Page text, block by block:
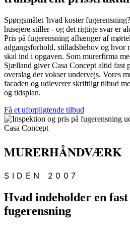
Spørgsmålet 'hvad koster
husejere stiller - og det rigtige svar er
Pris på fugerensning afhænger af
adgangsforhold, stilladsbehov og hvor
skal ind i opgaven. Som murerfirma
Sjælland giver Casa Concept altid fast
overslag der vokser undervejs. Vores
facaden og udleverer skriftligt tilbud
og tidsplan.
Få et uforpligtende tilbud
MURERHÅNDVÆRK
SIDEN 2007
Hvad indeholder en
fugerensning